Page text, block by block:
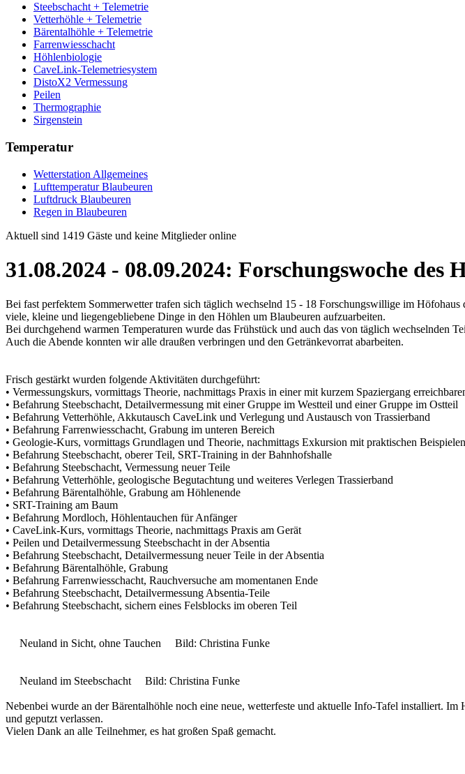
Steebschacht + Telemetrie
Vetterhöhle + Telemetrie
Bärentalhöhle + Telemetrie
Farrenwiesschacht
Höhlenbiologie
CaveLink-Telemetriesystem
DistoX2 Vermessung
Peilen
Thermographie
Sirgenstein
Temperatur
Wetterstation Allgemeines
Lufttemperatur Blaubeuren
Luftdruck Blaubeuren
Regen in Blaubeuren
Aktuell sind 1419 Gäste und keine Mitglieder online
31.08.2024 - 08.09.2024: Forschungswoche des
Bei fast perfektem Sommerwetter trafen sich täglich wechselnd 15 - 18 Forschungswillige im
viele, kleine und liegengebliebene Dinge in den Höhlen um Blaubeuren aufzuarbeiten.
Bei durchgehend warmen Temperaturen wurde das Frühstück und auch das von täglich wechselnden
Auch die Abende konnten wir alle draußen verbringen und den Getränkevorrat abarbeiten.
Frisch gestärkt wurden folgende Aktivitäten durchgeführt:
• Vermessungskurs, vormittags Theorie, nachmittags Praxis in einer mit kurzem Spaziergang
• Befahrung Steebschacht, Detailvermessung mit einer Gruppe im Westteil und einer Gruppe im Ostteil
• Befahrung Vetterhöhle, Akkutausch CaveLink und Verlegung und Austausch von Trassierband
• Befahrung Farrenwiesschacht, Grabung im unteren Bereich
• Geologie-Kurs, vormittags Grundlagen und Theorie, nachmittags Exkursion mit praktischen Beispielen
• Befahrung Steebschacht, oberer Teil, SRT-Training in der Bahnhofshalle
• Befahrung Steebschacht, Vermessung neuer Teile
• Befahrung Vetterhöhle, geologische Begutachtung und weiteres Verlegen Trassierband
• Befahrung Bärentalhöhle, Grabung am Höhlenende
• SRT-Training am Baum
• Befahrung Mordloch, Höhlentauchen für Anfänger
• CaveLink-Kurs, vormittags Theorie, nachmittags Praxis am Gerät
• Peilen und Detailvermessung Steebschacht in der Absentia
• Befahrung Steebschacht, Detailvermessung neuer Teile in der Absentia
• Befahrung Bärentalhöhle, Grabung
• Befahrung Farrenwiesschacht, Rauchversuche am momentanen Ende
• Befahrung Steebschacht, Detailvermessung Absentia-Teile
• Befahrung Steebschacht, sichern eines Felsblocks im oberen Teil
Neuland in Sicht, ohne Tauchen Bild: Christina Funke
Neuland im Steebschacht Bild: Christina Funke
Nebenbei wurde an der Bärentalhöhle noch eine neue, wetterfeste und aktuelle Info-Tafel installiert.
und geputzt verlassen.
Vielen Dank an alle Teilnehmer, es hat großen Spaß gemacht.